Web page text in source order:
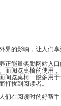
的影响，让人
奖励网站入口的
阅览桌椅的使用
览桌椅一般多用
扰到阅读者。
在阅读时的好帮手